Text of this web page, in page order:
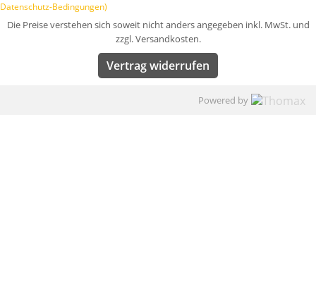
Datenschutz-Bedingungen)
Die Preise verstehen sich soweit nicht anders angegeben inkl. MwSt. und
zzgl. Versandkosten.
Vertrag widerrufen
Powered by